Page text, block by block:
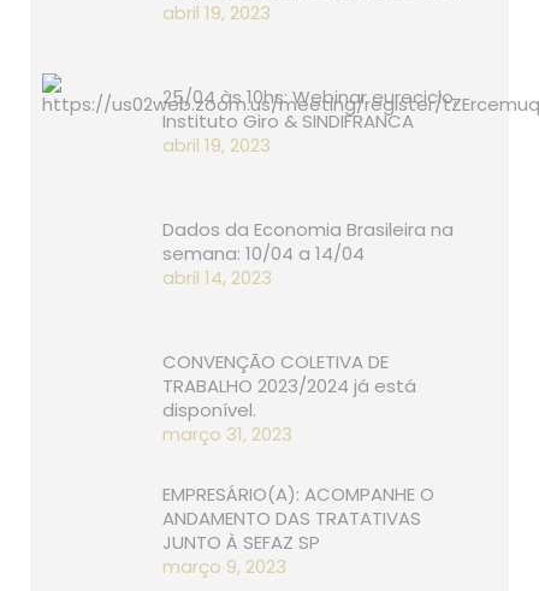
abril 19, 2023
25/04 às 10hs: Webinar eureciclo,
Instituto Giro & SINDIFRANCA
abril 19, 2023
Dados da Economia Brasileira na
semana: 10/04 a 14/04
abril 14, 2023
CONVENÇÃO COLETIVA DE
TRABALHO 2023/2024 já está
disponível.
março 31, 2023
EMPRESÁRIO(A): ACOMPANHE O
ANDAMENTO DAS TRATATIVAS
JUNTO À SEFAZ SP
março 9, 2023